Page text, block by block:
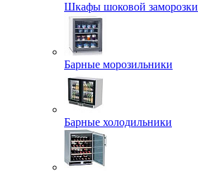
Шкафы шоковой заморозки
Барные морозильники
Барные холодильники